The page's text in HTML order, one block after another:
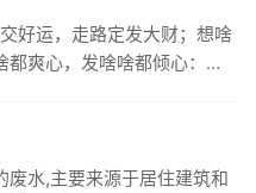
好运，走路定发大财；想啥
爽心，发啥啥都倾心：祝
废水,主要来源于居住建筑和